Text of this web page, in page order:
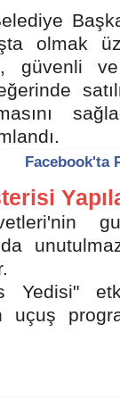
olmak
güvenli
Facebook'ta
Yedisi"
uçuş